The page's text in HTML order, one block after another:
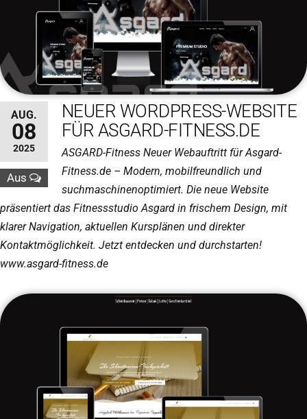
AUG.
08
2025
Aus
NEUER WORDPRESS-WEBSITE
FÜR ASGARD-FITNESS.DE
ASGARD-Fitness Neuer Webauftritt für Asgard-
Fitness.de – Modern, mobilfreundlich und
suchmaschinenoptimiert. Die neue Website
präsentiert das Fitnessstudio Asgard in frischem Design, mit
klarer Navigation, aktuellen Kursplänen und direkter
Kontaktmöglichkeit. Jetzt entdecken und durchstarten!
www.asgard-fitness.de